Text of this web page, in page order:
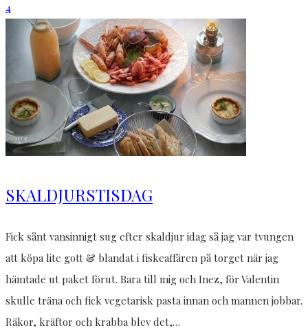
4
SKALDJURSTISDAG
Fick sånt vansinnigt sug efter skaldjur idag så jag var tvungen
att köpa lite gott & blandat i fiskeaffären på torget när jag
hämtade ut paket förut. Bara till mig och Inez, för Valentin
skulle träna och fick vegetarisk pasta innan och mannen jobbar.
Räkor, kräftor och krabba blev det,…